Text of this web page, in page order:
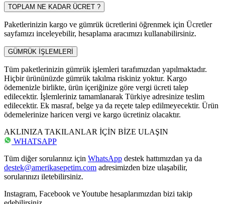
TOPLAM NE KADAR ÜCRET ?
Paketlerinizin kargo ve gümrük ücretlerini öğrenmek için Ücretler
sayfamızı inceleyebilir, hesaplama aracımızı kullanabilirsiniz.
GÜMRÜK İŞLEMLERİ
Tüm paketlerinizin gümrük işlemleri tarafımızdan yapılmaktadır.
Hiçbir ürününüzde gümrük takılma riskiniz yoktur. Kargo
ödemenizle birlikte, ürün içeriğinize göre vergi ücreti talep
edilecektir. İşlemleriniz tamamlanarak Türkiye adresinize teslim
edilecektir. Ek masraf, belge ya da reçete talep edilmeyecektir. Ürün
ödemelerinize haricen vergi ve kargo ücretiniz olacaktır.
AKLINIZA TAKILANLAR İÇİN BİZE ULAŞIN
WHATSAPP
Tüm diğer sorularınız için WhatsApp destek hattımızdan ya da
destek@amerikasepetim.com adresimizden bize ulaşabilir,
sorularınızı iletebilirsiniz.
Instagram, Facebook ve Youtube hesaplarımızdan bizi takip